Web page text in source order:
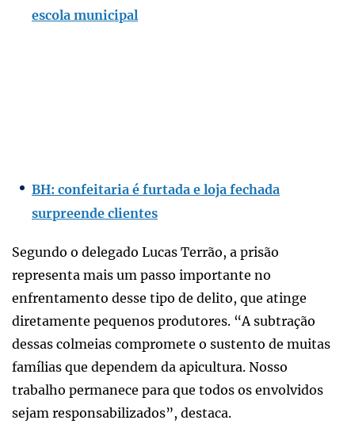
escola municipal
BH: confeitaria é furtada e loja fechada
surpreende clientes
Segundo o delegado Lucas Terrão, a prisão
representa mais um passo importante no
enfrentamento desse tipo de delito, que atinge
diretamente pequenos produtores. “A subtração
dessas colmeias compromete o sustento de muitas
famílias que dependem da apicultura. Nosso
trabalho permanece para que todos os envolvidos
sejam responsabilizados”, destaca.